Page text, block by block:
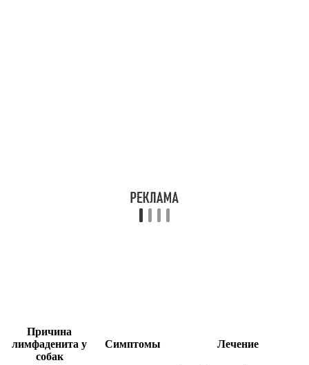
Причина
лимфаденита у
собак
Симптомы Лечение